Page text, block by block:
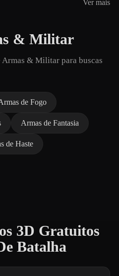
Ver mais
& Militar
Armas & Militar para buscas
de Fogo
Armas de Fantasia
de Haste
3D Gratuitos
Batalha